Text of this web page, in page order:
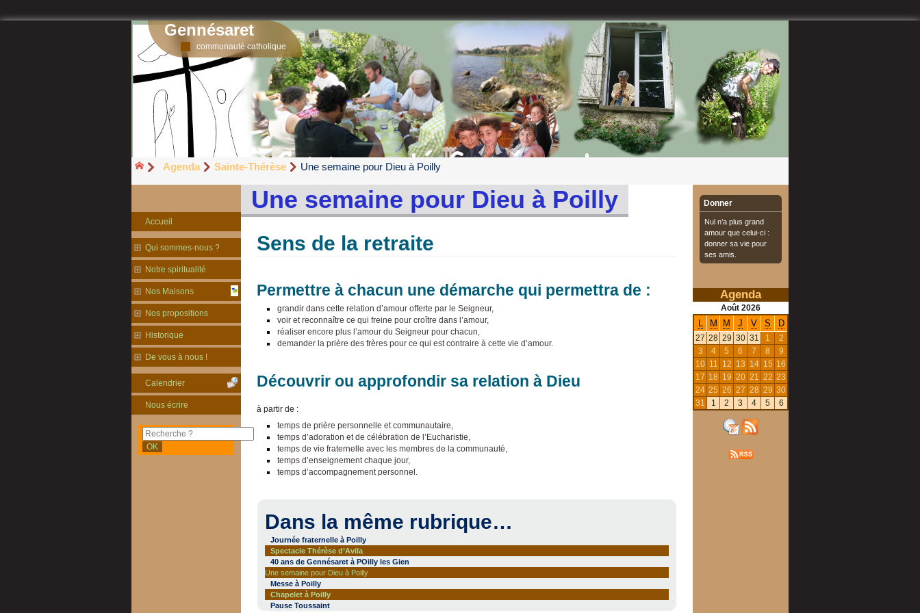
Gennésaret
communauté catholique
Agenda Sainte-Thérèse Une semaine pour Dieu à Poilly
Une semaine pour Dieu à Poilly
Sens de la retraite
Permettre à chacun une démarche qui permettra de :
grandir dans cette relation d’amour offerte par le Seigneur,
voir et reconnaître ce qui freine pour croître dans l’amour,
réaliser encore plus l’amour du Seigneur pour chacun,
demander la prière des frères pour ce qui est contraire à cette vie d’amour.
Découvrir ou approfondir sa relation à Dieu
à partir de :
temps de prière personnelle et communautaire,
temps d’adoration et de célébration de l’Eucharistie,
temps de vie fraternelle avec les membres de la communauté,
temps d’enseignement chaque jour,
temps d’accompagnement personnel.
Dans la même rubrique…
Journée fraternelle à Poilly
Spectacle Thérèse d’Avila
40 ans de Gennésaret à POilly les Gien
Une semaine pour Dieu à Poilly
Messe à Poilly
Chapelet à Poilly
Pause Toussaint
Accueil
Qui sommes-nous ?
Notre spiritualité
Nos Maisons
Nos propositions
Historique
De vous à nous !
Calendrier
Nous écrire
Donner
Nul n’a plus grand
amour que celui-ci :
donner sa vie pour
ses amis.
Agenda
Août 2026
M M J V S D
27 28 29 30 31 1
2
3
4 5 6 7 8
9
10 11 12 13 14 15 16
17 18 19 20 21 22 23
24 25 26 27 28 29 30
31
1 2 3 4 5 6